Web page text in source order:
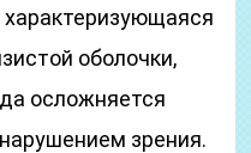
оболочки,
осложняется
зрения.